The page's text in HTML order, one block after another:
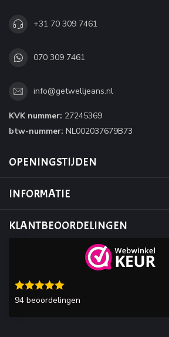
+31 70 309 7461
070 309 7461
info@getwelljeans.nl
KVK nummer: 27245369
btw-nummer: NL002037679B73
OPENINGSTIJDEN
INFORMATIE
KLANTBEOORDELINGEN
94 beoordelingen